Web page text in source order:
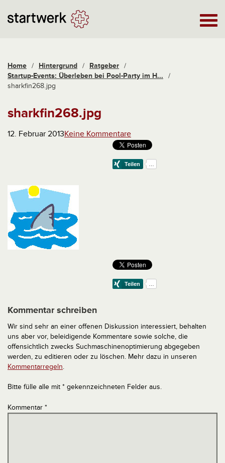
Home / Hintergrund / Ratgeber /
Startup-Events: Überleben bei Pool-Party im H...
/
sharkfin268.jpg
sharkfin268.jpg
12. Februar 2013Keine Kommentare
Kommentar schreiben
Wir sind sehr an einer offenen Diskussion interessiert, behalten
uns aber vor, beleidigende Kommentare sowie solche, die
offensichtlich zwecks Suchmaschinenoptimierung abgegeben
werden, zu editieren oder zu löschen. Mehr dazu in unseren
Kommentarregeln.
Bitte fülle alle mit * gekennzeichneten Felder aus.
Kommentar *